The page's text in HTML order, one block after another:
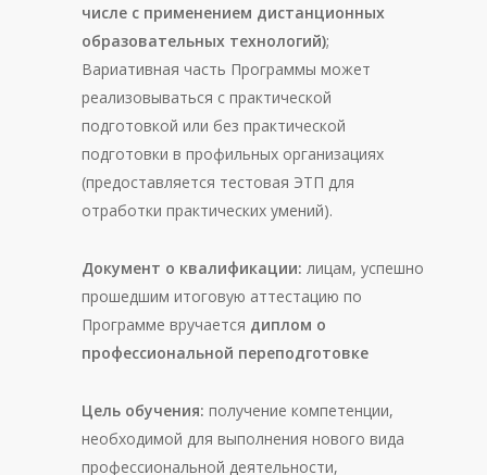
числе с применением дистанционных
образовательных технологий);
Вариативная часть Программы может
реализовываться с практической
подготовкой или без практической
подготовки в профильных организациях
(предоставляется тестовая ЭТП для
отработки практических умений).
Документ о квалификации: лицам, успешно
прошедшим итоговую аттестацию по
Программе вручается диплом о
профессиональной переподготовке
Цель обучения: получение компетенции,
необходимой для выполнения нового вида
профессиональной деятельности,